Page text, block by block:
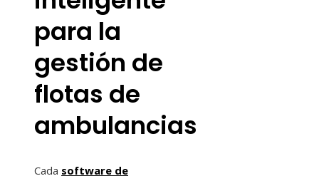
para la
gestión de
flotas de
ambulancias
Cada software de